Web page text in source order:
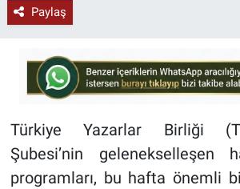
Paylaş
Türkiye Yazarlar Birliği
Şubesi’nin gelenekselleşen
programları, bu hafta önemli
YAŞAM
RESMİ İLAN